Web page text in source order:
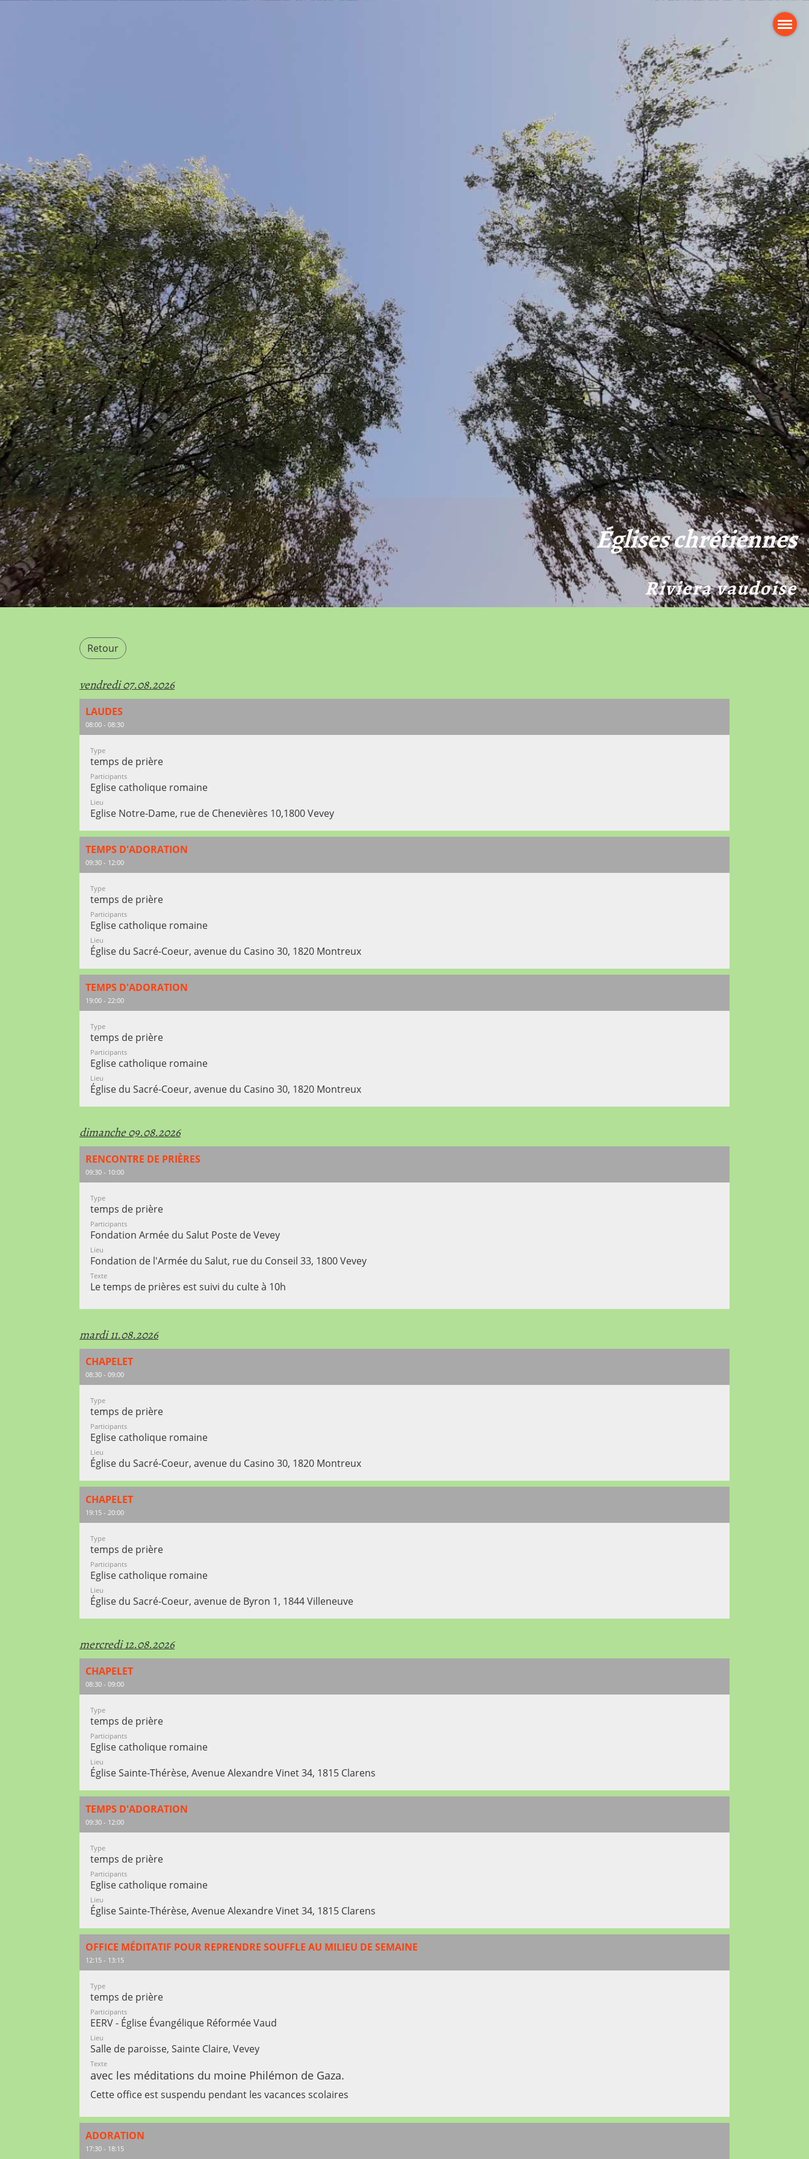
Églises chrétiennes
Riviera vaudoise
Retour
vendredi 07.08.2026
LAUDES
08:00 - 08:30
Type
temps de prière
Participants
Eglise catholique romaine
Lieu
Eglise Notre-Dame, rue de Chenevières 10,1800 Vevey
TEMPS D'ADORATION
09:30 - 12:00
Type
temps de prière
Participants
Eglise catholique romaine
Lieu
Église du Sacré-Coeur, avenue du Casino 30, 1820 Montreux
TEMPS D'ADORATION
19:00 - 22:00
Type
temps de prière
Participants
Eglise catholique romaine
Lieu
Église du Sacré-Coeur, avenue du Casino 30, 1820 Montreux
dimanche 09.08.2026
RENCONTRE DE PRIÈRES
09:30 - 10:00
Type
temps de prière
Participants
Fondation Armée du Salut Poste de Vevey
Lieu
Fondation de l'Armée du Salut, rue du Conseil 33, 1800 Vevey
Texte
Le temps de prières est suivi du culte à 10h
mardi 11.08.2026
CHAPELET
08:30 - 09:00
Type
temps de prière
Participants
Eglise catholique romaine
Lieu
Église du Sacré-Coeur, avenue du Casino 30, 1820 Montreux
CHAPELET
19:15 - 20:00
Type
temps de prière
Participants
Eglise catholique romaine
Lieu
Église du Sacré-Coeur, avenue de Byron 1, 1844 Villeneuve
mercredi 12.08.2026
CHAPELET
08:30 - 09:00
Type
temps de prière
Participants
Eglise catholique romaine
Lieu
Église Sainte-Thérèse, Avenue Alexandre Vinet 34, 1815 Clarens
TEMPS D'ADORATION
09:30 - 12:00
Type
temps de prière
Participants
Eglise catholique romaine
Lieu
Église Sainte-Thérèse, Avenue Alexandre Vinet 34, 1815 Clarens
OFFICE MÉDITATIF POUR REPRENDRE SOUFFLE AU MILIEU DE SEMAINE
12:15 - 13:15
Type
temps de prière
Participants
EERV - Église Évangélique Réformée Vaud
Lieu
Salle de paroisse, Sainte Claire, Vevey
Texte
avec les méditations du moine Philémon de Gaza.
Cette office est suspendu pendant les vacances scolaires
ADORATION
17:30 - 18:15